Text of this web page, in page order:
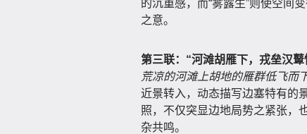
的沉重感，而“雾露生”则使空间
之意。
第三联：“河滩胡雁下，戎垒汉鼙
荒凉的河滩上胡地的雁群低飞而
近景转入，动态描写边塞特有的
照，不仅突显边地局势之紧张，
杂共鸣。